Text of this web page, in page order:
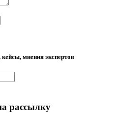
мнения экспертов
рассылку